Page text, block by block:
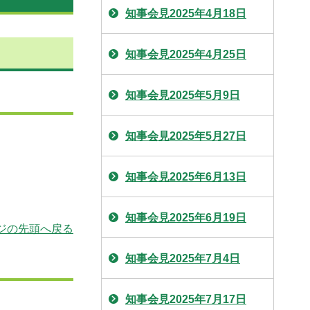
の先頭へ戻る
知事会見2025年4月18日
知事会見2025年4月25日
知事会見2025年5月9日
知事会見2025年5月27日
知事会見2025年6月13日
知事会見2025年6月19日
知事会見2025年7月4日
知事会見2025年7月17日